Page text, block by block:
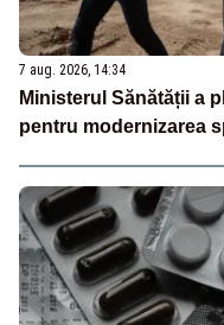
7 aug. 2026, 14:34
Ministerul Sănătății a
pentru modernizarea